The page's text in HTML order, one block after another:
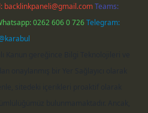
backlinkpaneli@gmail.comTeams:
0262 606 0 726Telegram: